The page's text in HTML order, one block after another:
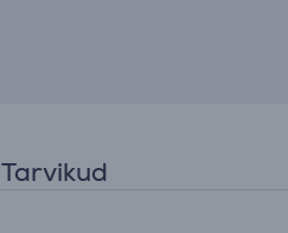
Tarvikud